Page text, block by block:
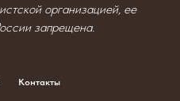
организацией, ее
запрещена.
Контакты